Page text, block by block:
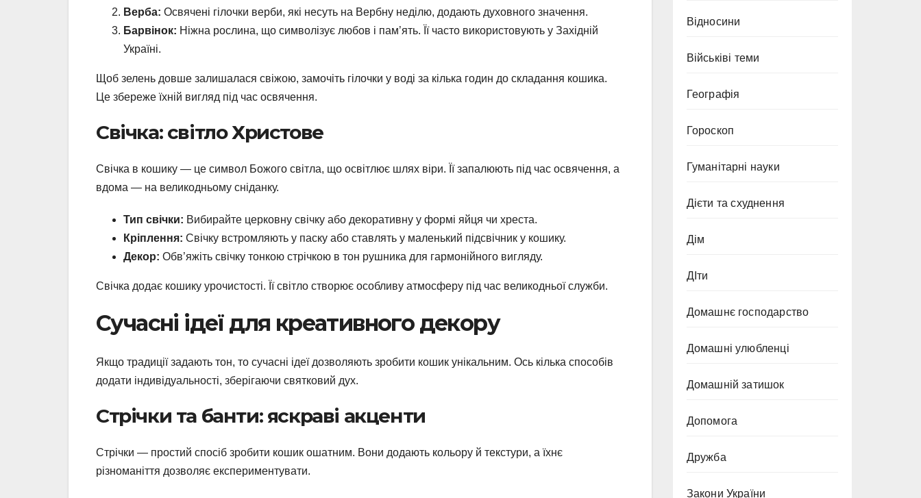
Верба: Освячені гілочки верби, які несуть на Вербну неділю, додають духовного значення.
Барвінок: Ніжна рослина, що символізує любов і пам’ять. Її часто використовують у Західній
Україні.
Щоб зелень довше залишалася свіжою, замочіть гілочки у воді за кілька годин до складання кошика.
Це збереже їхній вигляд під час освячення.
Свічка: світло Христове
Свічка в кошику — це символ Божого світла, що освітлює шлях віри. Її запалюють під час освячення, а
вдома — на великодньому сніданку.
Тип свічки: Вибирайте церковну свічку або декоративну у формі яйця чи хреста.
Кріплення: Свічку встромляють у паску або ставлять у маленький підсвічник у кошику.
Декор: Обв’яжіть свічку тонкою стрічкою в тон рушника для гармонійного вигляду.
Свічка додає кошику урочистості. Її світло створює особливу атмосферу під час великодньої служби.
Сучасні ідеї для креативного декору
Якщо традиції задають тон, то сучасні ідеї дозволяють зробити кошик унікальним. Ось кілька способів
додати індивідуальності, зберігаючи святковий дух.
Стрічки та банти: яскраві акценти
Стрічки — простий спосіб зробити кошик ошатним. Вони додають кольору й текстури, а їхнє
різноманіття дозволяє експериментувати.
Відносини
Військіві теми
Географія
Гороскоп
Гуманітарні науки
Дієти та схуднення
Дім
ДІти
Домашнє господарство
Домашні улюбленці
Домашній затишок
Допомога
Дружба
Закони України